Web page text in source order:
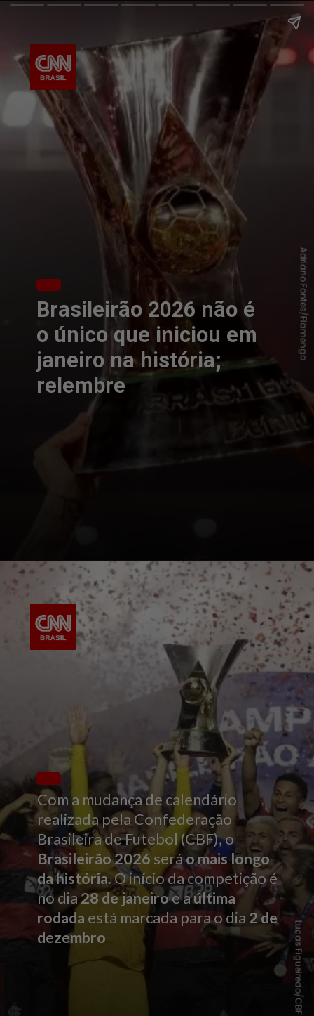
Brasileirão 2026 não é
o único que iniciou em
janeiro na história;
relembre
Adriano Fontes/Flamengo
Com a mudança de calendário
realizada pela Confederação
Brasileira de Futebol (CBF), o
Brasileirão 2026 seráo mais longo
da história. O início da competição é
no dia28 de janeiroe aúltima
rodada está marcada para o dia 2 de
dezembro
Lucas Figueiredo/CBF